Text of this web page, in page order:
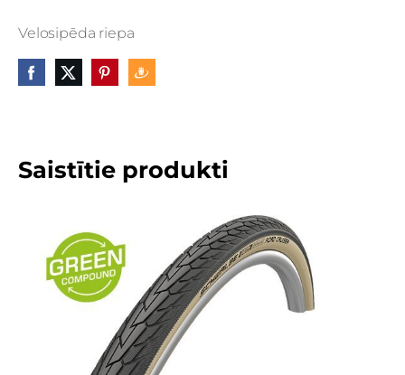
Velosipēda riepa
Saistītie produkti